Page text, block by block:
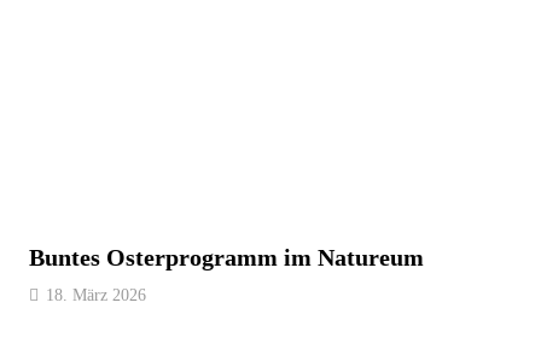
Buntes Osterprogramm im Natureum
18. März 2026